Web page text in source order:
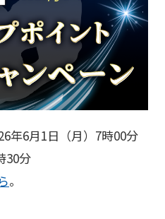
年6月1日（月）7時00分
30分
。